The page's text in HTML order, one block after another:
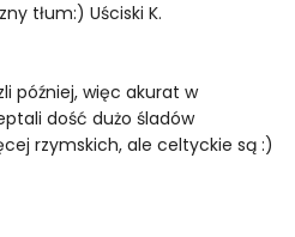
tłum:) Uściski K.
później, więc akurat w
dość dużo śladów
rzymskich, ale celtyckie są :)